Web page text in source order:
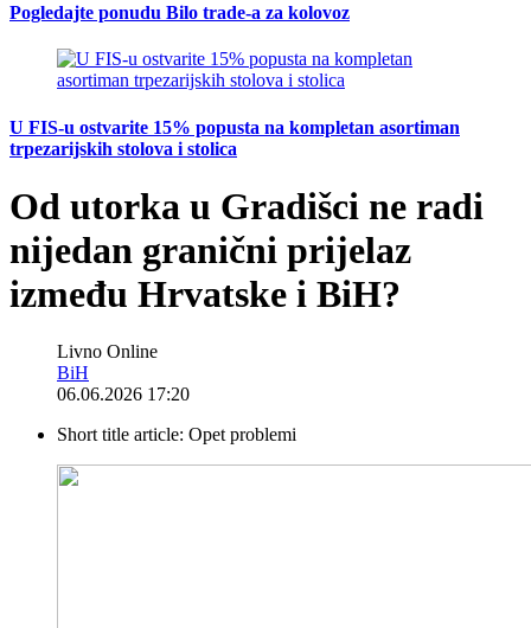
Pogledajte ponudu Bilo trade-a za kolovoz
U FIS-u ostvarite 15% popusta na kompletan asortiman
trpezarijskih stolova i stolica
Od utorka u Gradišci ne radi
nijedan granični prijelaz
između Hrvatske i BiH?
Livno Online
BiH
06.06.2026 17:20
Short title article: Opet problemi